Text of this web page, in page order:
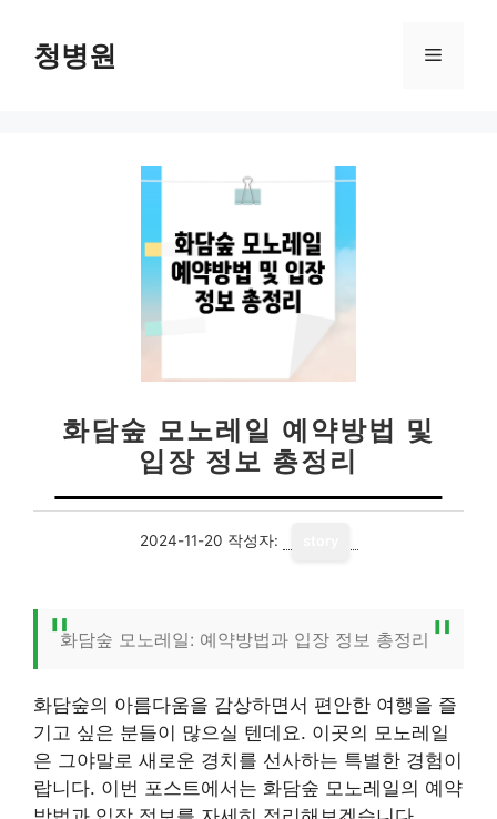
청병원 메
화담숲 모노레일 예약방법 및
입장 정보 총정리
2024-11-20 작성자:
화담숲 모노레일: 예약방법과 입장 정보 총정리
화담숲의 아름다움을 감상하면서 편안한 여행을 즐
기고 싶은 분들이 많으실 텐데요. 이곳의 모노레일
은 그야말로 새로운 경치를 선사하는 특별한 경험이
랍니다. 이번 포스트에서는 화담숲 모노레일의 예약